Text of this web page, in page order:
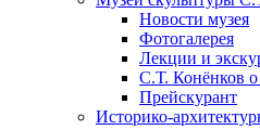
Новости музея
Фотогалерея
Лекции и
С.Т. Конёнков
Прейскурант
Историко-